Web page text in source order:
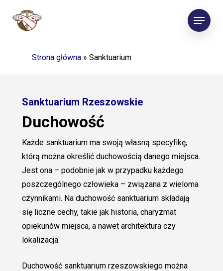
Menu
Strona główna » Sanktuarium
Sanktuarium Rzeszowskie
Duchowość
Każde sanktuarium ma swoją własną specyfikę,
którą można określić duchowością danego miejsca.
Jest ona – podobnie jak w przypadku każdego
poszczególnego człowieka – związana z wieloma
czynnikami. Na duchowość sanktuarium składają
się liczne cechy, takie jak historia, charyzmat
opiekunów miejsca, a nawet architektura czy
lokalizacja.
Duchowość sanktuarium rzeszowskiego można